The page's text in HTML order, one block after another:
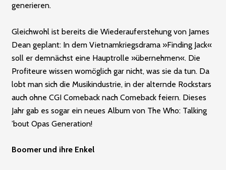
generieren.
Gleichwohl ist bereits die Wiederauferstehung von James
Dean geplant: In dem Vietnamkriegsdrama »Finding Jack«
soll er demnächst eine Hauptrolle »übernehmen«. Die
Profiteure wissen womöglich gar nicht, was sie da tun. Da
lobt man sich die Musikindustrie, in der ­alternde Rockstars
auch ohne CGI Comeback nach Comeback feiern. Dieses
Jahr gab es sogar ein neues Album von The Who: Talking
’bout Opas Generation!
Boomer und ihre Enkel